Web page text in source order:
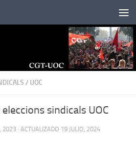
/ UOC
sindicals UOC
2023 · ACTUALIZADO 19 JULIO, 2024